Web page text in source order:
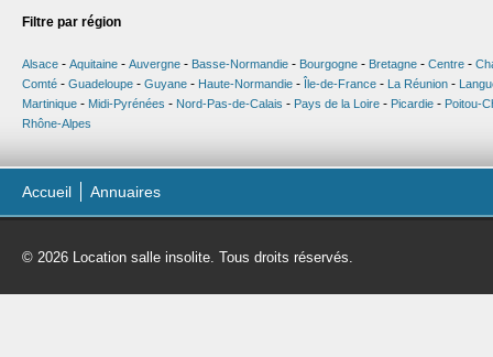
Filtre par région
Alsace - Aquitaine - Auvergne - Basse-Normandie - Bourgogne - Bretagne - Centre -
Comté - Guadeloupe - Guyane - Haute-Normandie - Île-de-France - La Réunion -
Martinique - Midi-Pyrénées - Nord-Pas-de-Calais - Pays de la Loire - Picardie - Poitou-
Rhône-Alpes
Accueil Annuaires
© 2026 Location salle insolite. Tous droits réservés.